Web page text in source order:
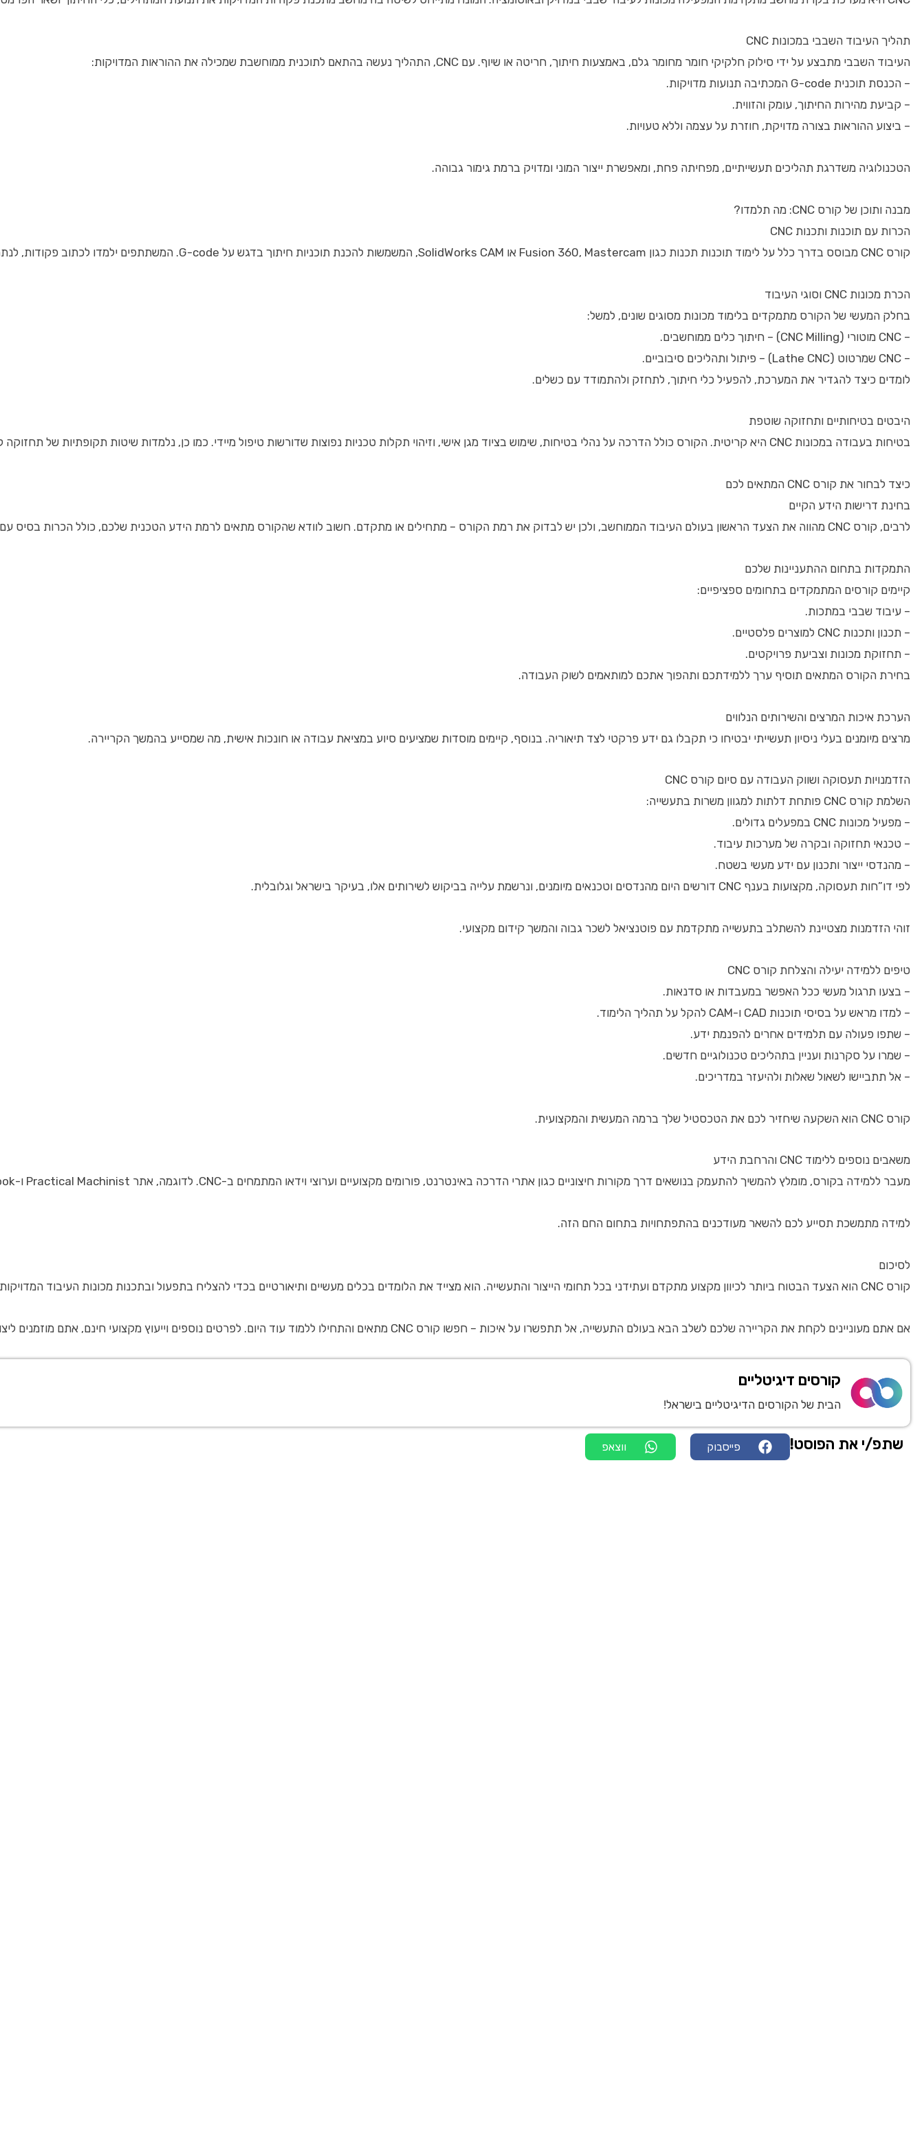
תהליך העיבוד השבבי במכונות CNC
העיבוד השבבי מתבצע על ידי סילוק חלקיקי חומר מחומר גלם, באמצעות חיתוך, חריטה או שיוף. עם CNC, התהליך נעשה בהתאם לתוכנית ממוחשבת שמכילה את ההוראות המדויקות:
– הכנסת תוכנית G-code המכתיבה תנועות מדויקות.
– קביעת מהירות החיתוך, עומק והזווית.
– ביצוע ההוראות בצורה מדויקת, חוזרת על עצמה וללא טעויות.
הטכנולוגיה משדרגת תהליכים תעשייתיים, מפחיתה פחת, ומאפשרת ייצור המוני ומדויק ברמת גימור גבוהה.
מבנה ותוכן של קורס CNC: מה תלמדו?
הכרות עם תוכנות ותכנות CNC
קורס CNC מבוסס בדרך כלל על לימוד תוכנות תכנות כגון Fusion 360, Mastercam או SolidWorks CAM, המשמשות להכנת תוכניות חיתוך בדגש על G-code. המשתתפים ילמדו לכתוב פקודות, לנתח מסלולי חיתוך ולהתאים אותם לצרכים השונים של הפרויקט.
הכרת מכונות CNC וסוגי העיבוד
בחלק המעשי של הקורס מתמקדים בלימוד מכונות מסוגים שונים, למשל:
– CNC מוטורי (CNC Milling) – חיתוך כלים ממוחשבים.
– CNC שמרטוט (Lathe CNC) – פיתול ותהליכים סיבוביים.
לומדים כיצד להגדיר את המערכת, להפעיל כלי חיתוך, לתחזק ולהתמודד עם כשלים.
היבטים בטיחותיים ותחזוקה שוטפת
בטיחות בעבודה במכונות CNC היא קריטית. הקורס כולל הדרכה על נהלי בטיחות, שימוש בציוד מגן אישי, וזיהוי תקלות טכניות נפוצות שדורשות טיפול מיידי. כמו כן, נלמדות שיטות תקופתיות של תחזוקה למכונה לשמירה על תפקוד מדויק ואמין.
כיצד לבחור את קורס CNC המתאים לכם
בחינת דרישות הידע הקיים
לרבים, קורס CNC מהווה את הצעד הראשון בעולם העיבוד הממוחשב, ולכן יש לבדוק את רמת הקורס – מתחילים או מתקדם. חשוב לוודא שהקורס מתאים לרמת הידע הטכנית שלכם, כולל הכרות בסיס עם ציוד מכני, עיצוב CAD או אלקטרוניקה.
התמקדות בתחום ההתעניינות שלכם
קיימים קורסים המתמקדים בתחומים ספציפיים:
– עיבוד שבבי במתכות.
– תכנון ותכנות CNC למוצרים פלסטיים.
– תחזוקת מכונות וצביעת פרויקטים.
בחירת הקורס המתאים תוסיף ערך ללמידתכם ותהפוך אתכם למותאמים לשוק העבודה.
הערכת איכות המרצים והשירותים הנלווים
מרצים מיומנים בעלי ניסיון תעשייתי יבטיחו כי תקבלו גם ידע פרקטי לצד תיאוריה. בנוסף, קיימים מוסדות שמציעים סיוע במציאת עבודה או חונכות אישית, מה שמסייע בהמשך הקריירה.
הזדמנויות תעסוקה ושווק העבודה עם סיום קורס CNC
השלמת קורס CNC פותחת דלתות למגוון משרות בתעשייה:
– מפעיל מכונות CNC במפעלים גדולים.
– טכנאי תחזוקה ובקרה של מערכות עיבוד.
– מהנדסי ייצור ותכנון עם ידע מעשי בשטח.
לפי דו”חות תעסוקה, מקצועות בענף CNC דורשים היום מהנדסים וטכנאים מיומנים, ונרשמת עלייה בביקוש לשירותים אלו, בעיקר בישראל וגלובלית.
זוהי הזדמנות מצטיינת להשתלב בתעשייה מתקדמת עם פוטנציאל לשכר גבוה והמשך קידום מקצועי.
טיפים ללמידה יעילה והצלחת קורס CNC
– בצעו תרגול מעשי ככל האפשר במעבדות או סדנאות.
– למדו מראש על בסיסי תוכנות CAD ו-CAM להקל על תהליך הלימוד.
– שתפו פעולה עם תלמידים אחרים להפנמת ידע.
– שמרו על סקרנות ועניין בתהליכים טכנולוגיים חדשים.
– אל תתביישו לשאול שאלות ולהיעזר במדריכים.
קורס CNC הוא השקעה שיחזיר לכם את הטכסטיל שלך ברמה המעשית והמקצועית.
משאבים נוספים ללימוד CNC והרחבת הידע
מעבר ללמידה בקורס, מומלץ להמשיך להתעמק בנושאים דרך מקורות חיצוניים כגון אתרי הדרכה באינטרנט, פורומים מקצועיים וערוצי וידאו המתמחים ב-CNC. לדוגמה, אתר Practical Machinist ו-CNC Cookbook מציעים מדריכים ודיונים עמוקים בתחום.
למידה מתמשכת תסייע לכם להשאר מעודכנים בהתפתחויות בתחום החם הזה.
לסיכום
קורס CNC הוא הצעד הבטוח ביותר לכיוון מקצוע מתקדם ועתידני בכל תחומי הייצור והתעשייה. הוא מצייד את הלומדים בכלים מעשיים ותיאורטיים בכדי להצליח בתפעול ובתכנות מכונות העיבוד המדויקות והמתקדמות ביותר. הביקוש למומחי CNC ממשיך לגדול בעידן הדיגיטלי, והשלמת קורס כזה תאפשר לכם להשתלב בעבודה משתלמת, עם אפשרויות קידום וחדשנות.
אם אתם מעוניינים לקחת את הקריירה שלכם לשלב הבא בעולם התעשייה, אל תתפשרו על איכות – חפשו קורס CNC מתאים והתחילו ללמוד עוד היום. לפרטים נוספים וייעוץ מקצועי חינם, אתם מוזמנים ליצור קשר באתר khmuhtadin.com ולקבל מענה אישי שילווה אתכם לאורך כל הדרך.
קורסים דיגיטליים
הבית של הקורסים הדיגיטליים בישראל!
שתפ/י את הפוסט! פייסבוק ווצאפ